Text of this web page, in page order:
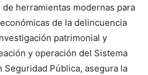
de herramientas modernas para
de la delincuencia
patrimonial y
y operación del Sistema
Seguridad Pública, asegura la